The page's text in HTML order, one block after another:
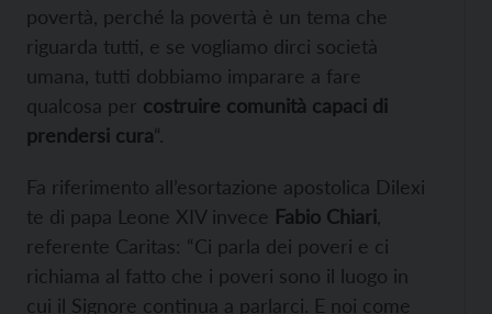
povertà, perché la povertà è un tema che
riguarda tutti, e se vogliamo dirci società
umana, tutti dobbiamo imparare a fare
qualcosa per costruire comunità capaci di
prendersi cura“.
Fa riferimento all’esortazione apostolica Dilexi
te di papa Leone XIV invece Fabio Chiari
referente Caritas: “Ci parla dei poveri e ci
richiama al fatto che i poveri sono il luogo in
cui il Signore continua a parlarci. E noi come